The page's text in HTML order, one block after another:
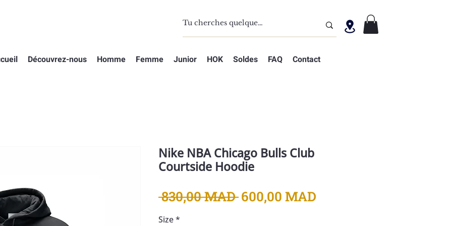
Découvrez-nous Homme Femme Junior HOK Soldes FAQ Contact
Nike NBA Chicago Bulls Club
Courtside Hoodie
830,00 MAD Prix
600,00 MAD
Size*